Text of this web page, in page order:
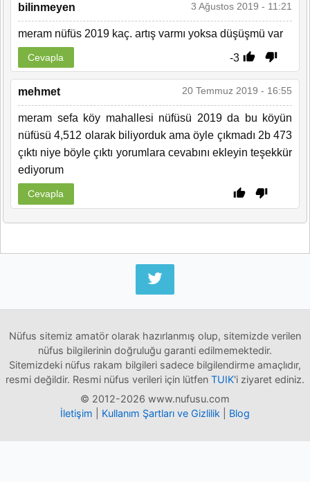
bilinmeyen 3 Ağustos 2019 - 11:21
meram nüfüs 2019 kaç. artış varmı yoksa düşüşmü var
-3
Cevapla
mehmet 20 Temmuz 2019 - 16:55
meram sefa köy mahallesi nüfüsü 2019 da bu köyün
nüfüsü 4,512 olarak biliyorduk ama öyle çıkmadı 2b 473
çıktı niye böyle çıktı yorumlara cevabını ekleyin teşekkür
ediyorum
Cevapla
Nüfus sitemiz amatör olarak hazırlanmış olup, sitemizde verilen
nüfus bilgilerinin doğruluğu garanti edilmemektedir.
Sitemizdeki nüfus rakam bilgileri sadece bilgilendirme amaçlıdır,
resmi değildir. Resmi nüfus verileri için lütfen TUIK'i ziyaret ediniz.
© 2012-2026 www.nufusu.com
İletişim
Kullanım Şartları ve Gizlilik Blog